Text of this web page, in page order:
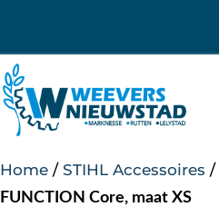
Home / STIHL Accessoires /
FUNCTION Core, maat XS